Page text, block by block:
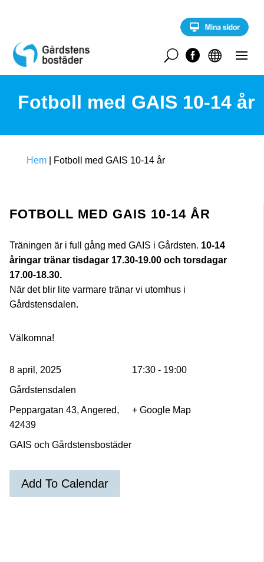
c
n


U
Fotboll med GAIS 10-14 år
Hem Fotboll med GAIS 10-14 år
FOTBOLL MED GAIS 10-14 ÅR
Träningen är i full gång med GAIS i Gårdsten. 10-14
åringar tränar tisdagar 17.30-19.00 och torsdagar
17.00-18.30.
När det blir lite varmare tränar vi utomhus i
Gårdstensdalen.
Välkomna!
8 april, 2025
17:30 - 19:00
Gårdstensdalen
Peppargatan 43, Angered,
42439
+ Google Map
GAIS och Gårdstensbostäder
Add To Calendar